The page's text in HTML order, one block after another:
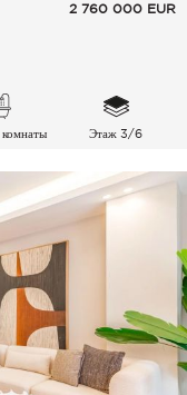
2 760 000 EUR
Этаж 3/6